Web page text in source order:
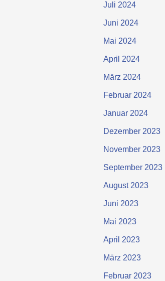
Juli 2024
Juni 2024
Mai 2024
April 2024
März 2024
Februar 2024
Januar 2024
Dezember 2023
November 2023
September 2023
August 2023
Juni 2023
Mai 2023
April 2023
März 2023
Februar 2023